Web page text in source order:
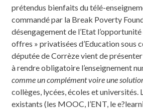
prétendus bienfaits du télé-
commandé par la Break Poverty
désengagement de l’Etat
offres » privatisées d’Education sous
députée de Corrèze vient de
à rendre obligatoire l’enseignement
comme un complément voire une
collèges, lycées, écoles et universités.
existants (les MOOC, l’ENT, le